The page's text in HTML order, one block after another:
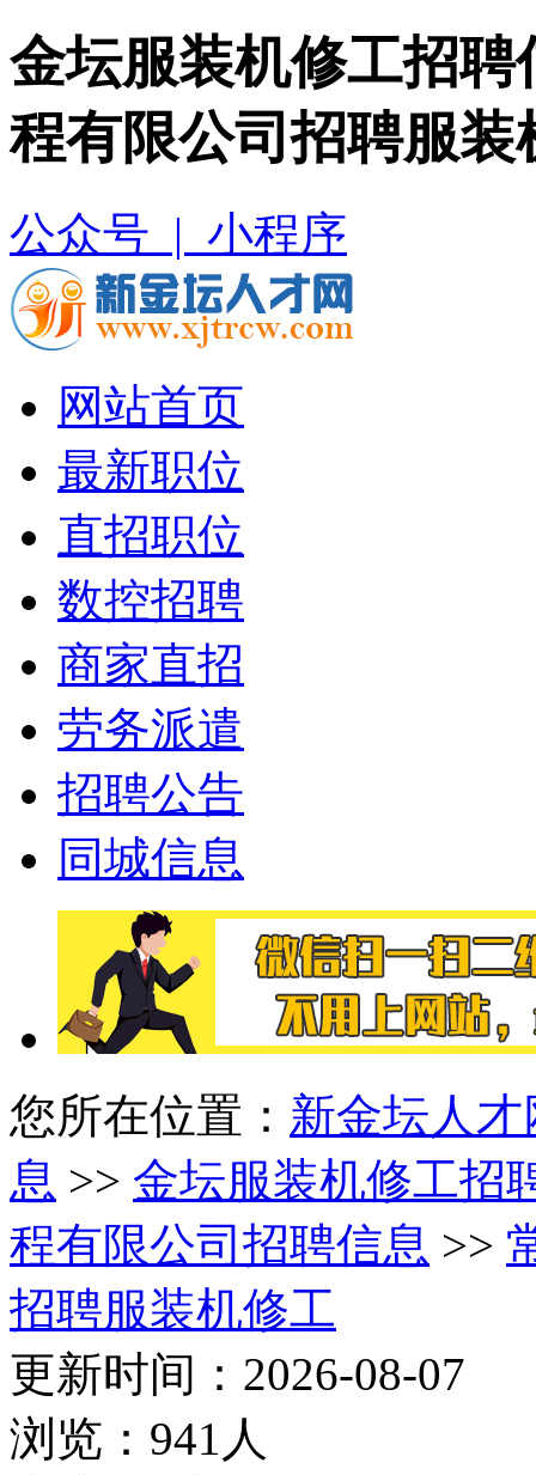
金坛服装机修工招
程有限公司招聘服装
公众号 | 小程序
网站首页
最新职位
直招职位
数控招聘
商家直招
劳务派遣
招聘公告
同城信息
您所在位置： 新金坛人才
息 >> 金坛服装机修工招
程有限公司招聘信息 >>
招聘服装机修工
更新时间：2026-08-07
浏览：941人